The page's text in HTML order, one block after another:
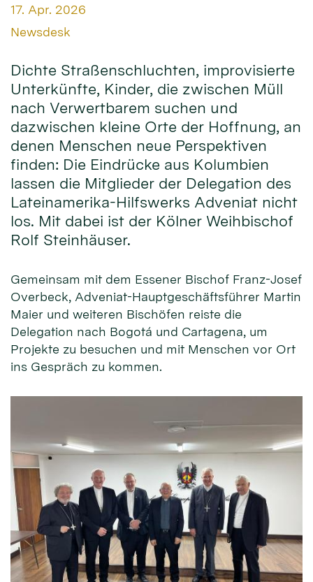
Datum:
17. Apr. 2026
Von:
Newsdesk
Dichte Straßenschluchten, improvisierte
Unterkünfte, Kinder, die zwischen Müll
nach Verwertbarem suchen und
dazwischen kleine Orte der Hoffnung, an
denen Menschen neue Perspektiven
finden: Die Eindrücke aus Kolumbien
lassen die Mitglieder der Delegation des
Lateinamerika-Hilfswerks Adveniat nicht
los. Mit dabei ist der Kölner Weihbischof
Rolf Steinhäuser.
Gemeinsam mit dem Essener Bischof Franz-Josef
Overbeck, Adveniat-Hauptgeschäftsführer Martin
Maier und weiteren Bischöfen reiste die
Delegation nach Bogotá und Cartagena, um
Projekte zu besuchen und mit Menschen vor Ort
ins Gespräch zu kommen.